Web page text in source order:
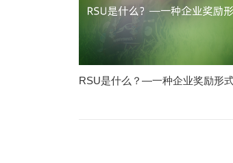
RSU是什么？—一种企业奖励形